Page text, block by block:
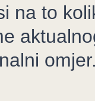
na to